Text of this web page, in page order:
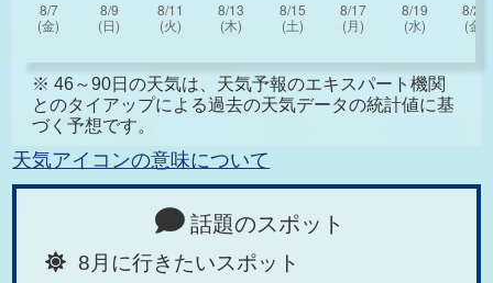
※ 46～90日の天気は、天気予報のエキスパート機関
とのタイアップによる過去の天気データの統計値に基
づく予想です。
天気アイコンの意味について
話題のスポット
8月に行きたいスポット